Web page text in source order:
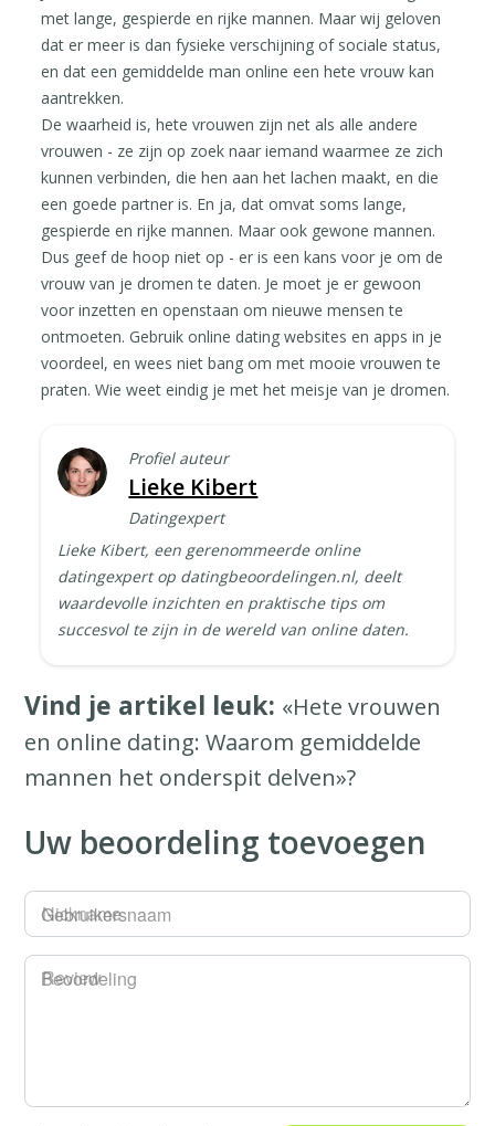
met lange, gespierde en rijke mannen. Maar wij geloven
dat er meer is dan fysieke verschijning of sociale status,
en dat een gemiddelde man online een hete vrouw kan
aantrekken.
De waarheid is, hete vrouwen zijn net als alle andere
vrouwen - ze zijn op zoek naar iemand waarmee ze zich
kunnen verbinden, die hen aan het lachen maakt, en die
een goede partner is. En ja, dat omvat soms lange,
gespierde en rijke mannen. Maar ook gewone mannen.
Dus geef de hoop niet op - er is een kans voor je om de
vrouw van je dromen te daten. Je moet je er gewoon
voor inzetten en openstaan om nieuwe mensen te
ontmoeten. Gebruik online dating websites en apps in je
voordeel, en wees niet bang om met mooie vrouwen te
praten. Wie weet eindig je met het meisje van je dromen.
Profiel auteur
Lieke Kibert
Datingexpert
Lieke Kibert, een gerenommeerde online
datingexpert op datingbeoordelingen.nl, deelt
waardevolle inzichten en praktische tips om
succesvol te zijn in de wereld van online daten.
Vind je artikel leuk: «Hete vrouwen
en online dating: Waarom gemiddelde
mannen het onderspit delven»?
Uw beoordeling toevoegen
Gebruikersnaam
Beoordeling